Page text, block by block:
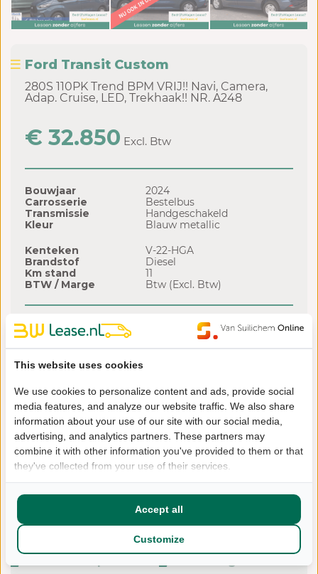
This website uses cookies
We use cookies to personalize content and ads, provide social
media features, and analyze our website traffic. We also share
information about your use of our site with our social media,
advertising, and analytics partners. These partners may
combine it with other information you've provided to them or that
they've collected from your use of their services.
Customize
Accept all
Ford Transit Custom
280S 110PK Trend BPM VRIJ!! Navi, Camera,
Adap. Cruise, LED, Trekhaak!! NR. A248
€ 32.850 Excl. Btw
Bouwjaar
2024
Carrosserie
Bestelbus
Transmissie
Handgeschakeld
Kleur
Blauw metallic
Kenteken
V-22-HGA
Brandstof
Diesel
Km stand
11
BTW / Marge
Btw (Excl. Btw)
Financial lease offerte
Looptijd
72 mnd
48 mnd
36 mnd
Slottermijn
€ 8.212
€ 8.212
€ 8.212
€ 674,71/ mnd
€ 845,07/ mnd
Of bekijk hier onze volledige voorraad